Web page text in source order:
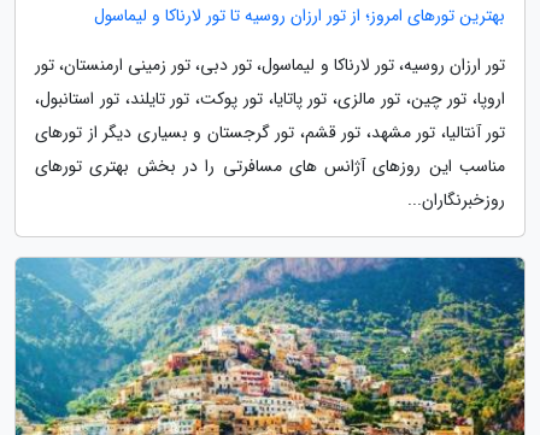
بهترین تورهای امروز؛ از تور ارزان روسیه تا تور لارناکا و لیماسول
تور ارزان روسیه، تور لارناکا و لیماسول، تور دبی، تور زمینی ارمنستان، تور
اروپا، تور چین، تور مالزی، تور پاتایا، تور پوکت، تور تایلند، تور استانبول،
تور آنتالیا، تور مشهد، تور قشم، تور گرجستان و بسیاری دیگر از تورهای
مناسب این روزهای آژانس های مسافرتی را در بخش بهتری تورهای
روزخبرنگاران...